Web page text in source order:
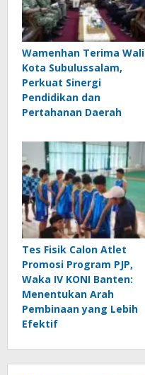
Wamenhan Terima Wali
Kota Subulussalam,
Perkuat Sinergi
Pendidikan dan
Pertahanan Daerah
Tes Fisik Calon Atlet
Promosi Program PJP,
Waka IV KONI Banten:
Menentukan Arah
Pembinaan yang Lebih
Efektif